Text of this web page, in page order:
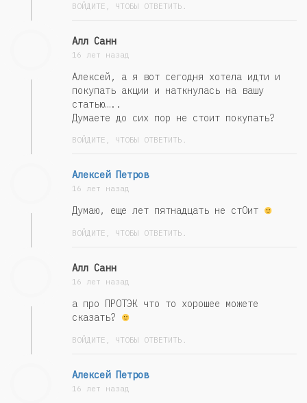
ВОЙДИТЕ, ЧТОБЫ ОТВЕТИТЬ.
Алл Санн
16 лет назад
Алексей, а я вот сегодня хотела идти и
покупать акции и наткнулась на вашу
статью…..
Думаете до сих пор не стоит покупать?
ВОЙДИТЕ, ЧТОБЫ ОТВЕТИТЬ.
Алексей Петров
16 лет назад
Думаю, еще лет пятнадцать не стОит
ВОЙДИТЕ, ЧТОБЫ ОТВЕТИТЬ.
Алл Санн
16 лет назад
а про ПРОТЭК что то хорошее можете
сказать?
ВОЙДИТЕ, ЧТОБЫ ОТВЕТИТЬ.
Алексей Петров
16 лет назад